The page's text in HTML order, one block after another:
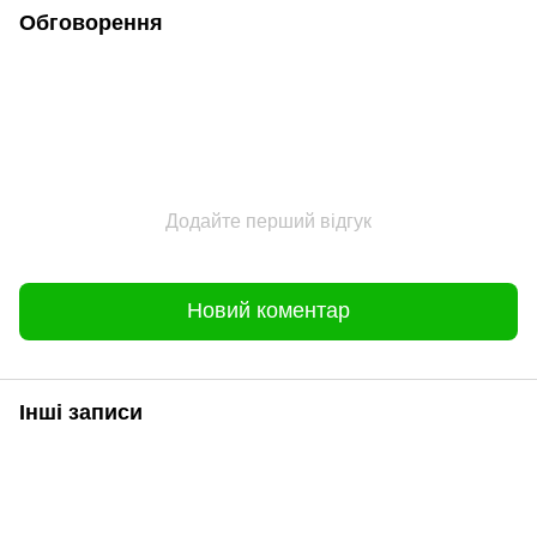
Обговорення
Додайте перший відгук
Новий коментар
Інші записи